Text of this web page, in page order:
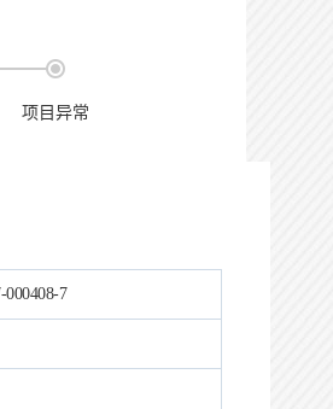
项目异常
000408-7